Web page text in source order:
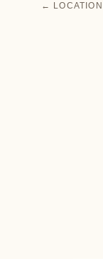
← LOCATION